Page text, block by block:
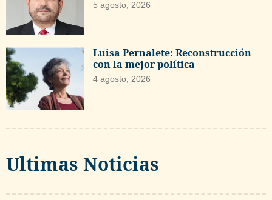
5 agosto, 2026
Luisa Pernalete: Reconstrucción
con la mejor política
4 agosto, 2026
Ultimas Noticias